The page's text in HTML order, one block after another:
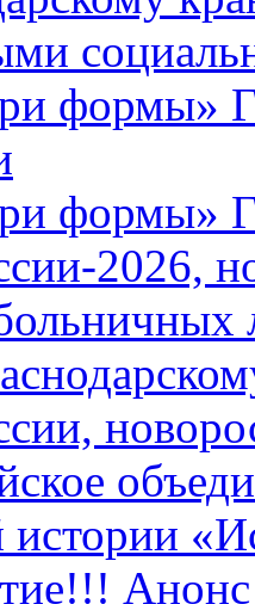
формы»
формы»
2026,
истории